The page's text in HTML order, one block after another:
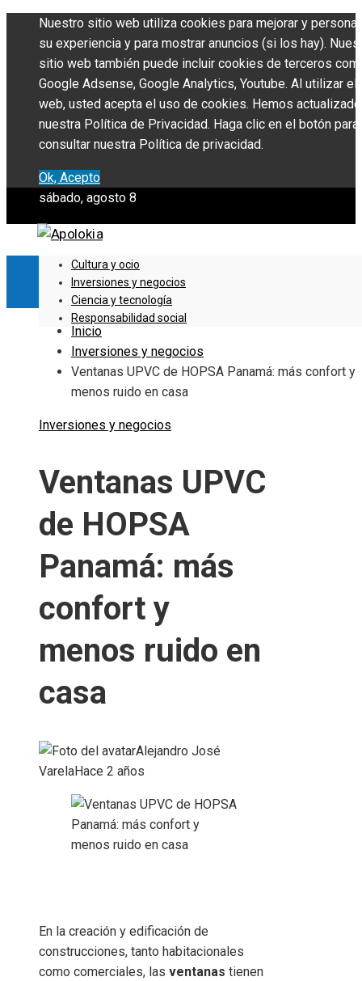
Nuestro sitio web utiliza cookies para mejorar y
su experiencia y para mostrar anuncios (si los hay).
sitio web también puede incluir cookies de terceros
Google Adsense, Google Analytics, Youtube. Al utilizar
web, usted acepta el uso de cookies. Hemos actualizado
nuestra Política de Privacidad. Haga clic en el botón para
consultar nuestra Política de privacidad.
Ok, Acepto
sábado, agosto 8
Cultura y ocio
Inversiones y negocios
Ciencia y tecnología
Responsabilidad social
Inicio
Inversiones y negocios
Ventanas UPVC de HOPSA Panamá: más confort y
menos ruido en casa
Inversiones y negocios
Ventanas UPVC
de HOPSA
Panamá: más
confort y
menos ruido en
casa
Alejandro José
VarelaHace 2 años
En la creación y edificación de
construcciones, tanto habitacionales
como comerciales, las ventanas tienen